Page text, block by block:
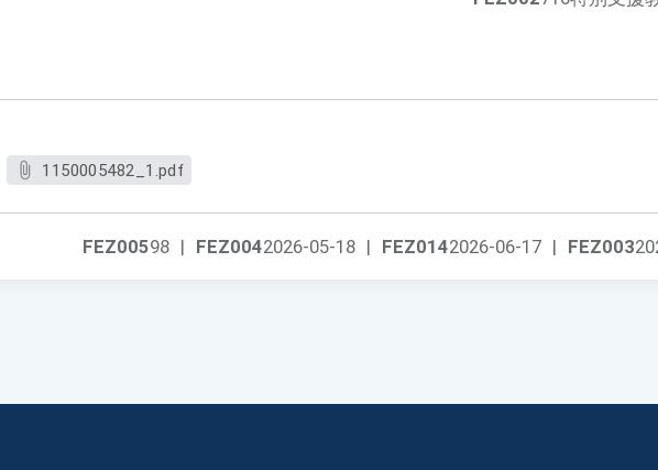
1150005482_1.pdf
FEZ003
FEZ0142026-06-17 |
FEZ0042026-05-18 |
FEZ00598 |